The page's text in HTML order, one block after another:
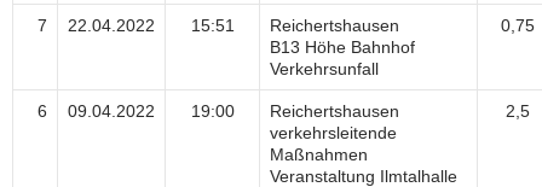
7 22.04.2022 15:51
Reichertshausen
B13 Höhe Bahnhof
Verkehrsunfall
0,75
6 09.04.2022 19:00
Reichertshausen
verkehrsleitende
Maßnahmen
Veranstaltung Ilmtalhalle
2,5